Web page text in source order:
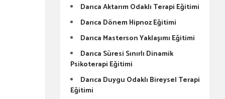
Darıca Aktarım Odaklı Terapi Eğitimi
Darıca Dönem Hipnoz Eğitimi
Darıca Masterson Yaklaşımı Eğitimi
Darıca Süresi Sınırlı Dinamik
Psikoterapi Eğitimi
Darıca Duygu Odaklı Bireysel Terapi
Eğitimi